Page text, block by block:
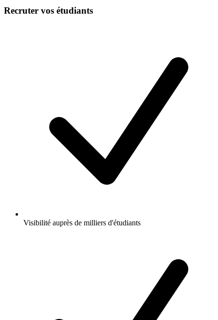
Recruter vos étudiants
Visibilité auprès de milliers d'étudiants